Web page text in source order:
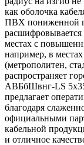
как оболочка
ПВХ пониженной
расшифровывается
местах с
например, в
(метрополитен,
распространяет
АВБбШвнг-LS
предлагает
благодаря
официальными
кабельной
и отличное